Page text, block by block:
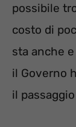
possibile
costo di
sta anche
il Governo
il passaggio